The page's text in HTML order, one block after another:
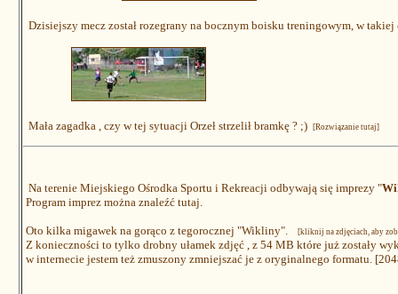
Dzisiejszy mecz został rozegrany na bocznym boisku treningowym, w
Mała zagadka , czy w tej sytuacji Orzeł strzelił bramkę ? ;) [Rozwiązanie tutaj]
Na terenie Miejskiego Ośrodka Sportu i Rekreacji odbywają się imprezy "
Program imprez można znaleźć tutaj.
Oto kilka migawek na gorąco z tegorocznej "Wikliny". [kliknij na zdjęciach, aby
Z konieczności to tylko drobny ułamek zdjęć , z 54 MB które już zostały
w internecie jestem też zmuszony zmniejszać je z oryginalnego formatu.